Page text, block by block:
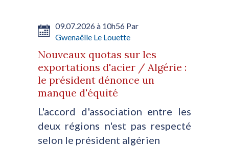
09.07.2026 à 10h56 Par
Gwenaëlle Le Louette
Nouveaux quotas sur les
exportations d'acier / Algérie :
le président dénonce un
manque d'équité
L'accord d'association entre les
deux régions n'est pas respecté
selon le président algérien